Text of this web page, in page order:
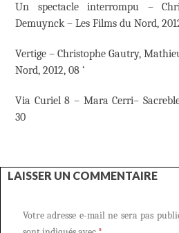
Un spectacle interrompu –
Demuynck – Les Films du Nord,
Vertige – Christophe Gautry,
Nord, 2012, 08 ‘
Via Curiel 8 – Mara Cerri–
30
LAISSER UN COMMENTAIRE
Votre adresse e-mail ne sera pas